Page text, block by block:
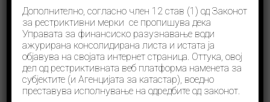
Дополнително, согласно член 12 став (1) од Законот
за рестриктивни мерки се пропишува дека
Управата за финансиско разузнавање води
ажурирана консолидирана листа и истата ја
објавува на својата интернет страница. Оттука, овој
дел од рестриктивната веб платформа наменета за
субјектите (и Агенцијата за катастар), воедно
преставува исполнување на одредбите од законот.